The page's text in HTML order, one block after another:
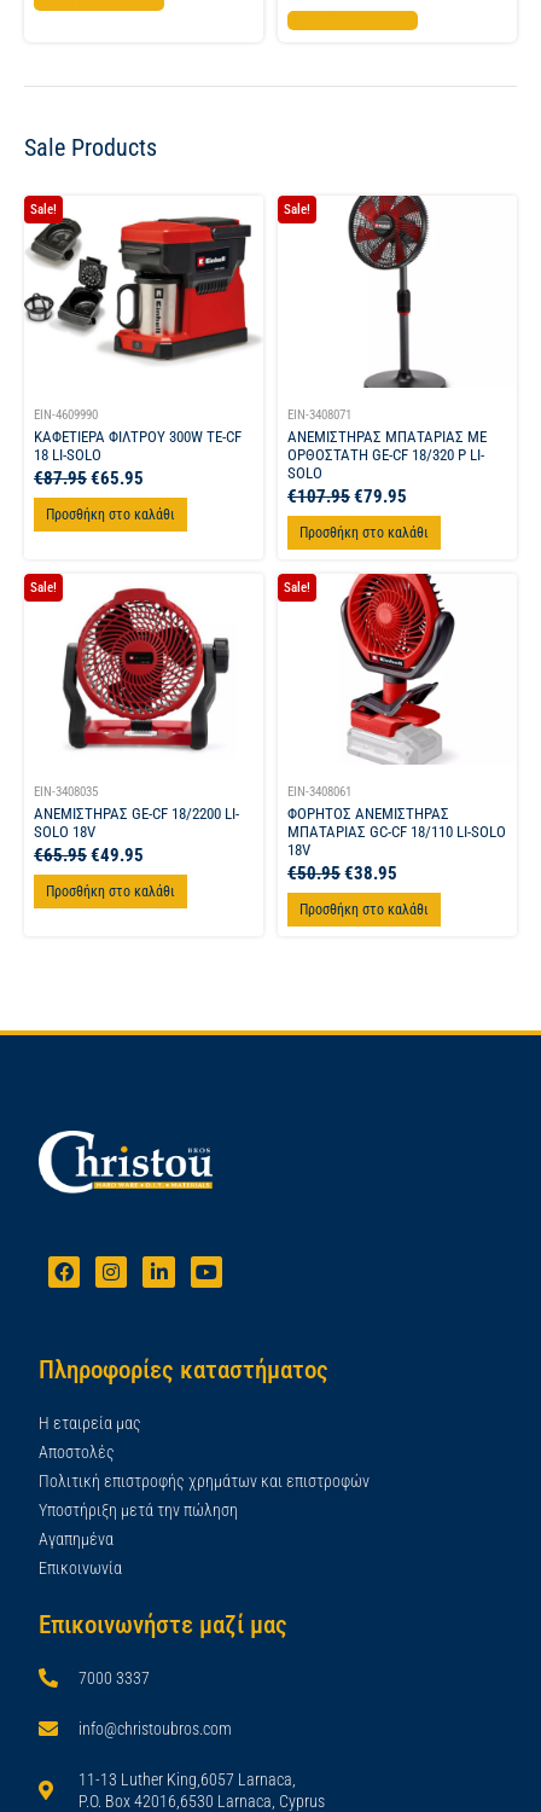
Προσθήκη στο καλάθι
Sale Products
Sale!
EIN-4609990
ΚΑΦΕΤΙΕΡΑ ΦΙΛΤΡΟΥ 300W TE-CF
18 LI-SOLO
€87.95€65.95
Προσθήκη στο καλάθι
Sale!
EIN-3408071
ΑΝΕΜΙΣΤΗΡΑΣ ΜΠΑΤΑΡΙΑΣ ΜΕ
ΟΡΘΟΣΤΑΤΗ GE-CF 18/320 P LI-
SOLO
€107.95€79.95
Προσθήκη στο καλάθι
Sale!
EIN-3408035
ΑΝΕΜΙΣΤΗΡΑΣ GE-CF 18/2200 LI-
SOLO 18V
€65.95€49.95
Προσθήκη στο καλάθι
Sale!
EIN-3408061
ΦΟΡΗΤΟΣ ΑΝΕΜΙΣΤΗΡΑΣ
ΜΠΑΤΑΡΙΑΣ GC-CF 18/110 LI-SOLO
18V
€50.95€38.95
Προσθήκη στο καλάθι
Πληροφορίες καταστήματος
Η εταιρεία μας
Αποστολές
Πολιτική επιστροφής χρημάτων και επιστροφών
Υποστήριξη μετά την πώληση
Αγαπημένα
Επικοινωνία
Επικοινωνήστε μαζί μας
7000 3337
info@christoubros.com
11-13 Luther King,6057 Larnaca,
P.O. Box 42016,6530 Larnaca, Cyprus